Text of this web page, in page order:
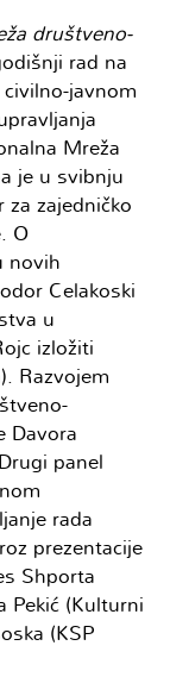
društveno-
rad na
javnom
Mreža
je u svibnju
zajedničko
O
novih
Celakoski
u
izložiti
Razvojem
Davora
panel
rada
prezentacije
Shporta
Pekić (Kulturni
(KSP